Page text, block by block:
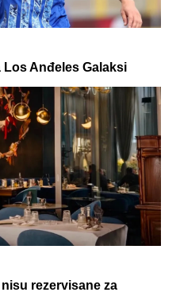
Anđeles Galaksi
rezervisane za